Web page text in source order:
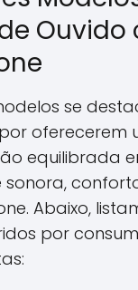
Ouvido
se
oferecerem
equilibrada
Abaixo,
por